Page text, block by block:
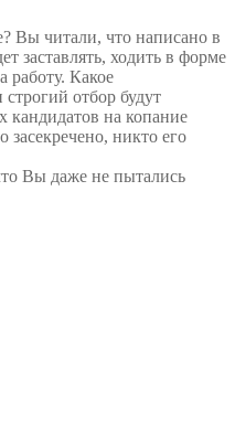
Вы читали, что написано в
заставлять, ходить в форме
работу. Какое
отбор будут
кандидатов на копание
засекречено, никто его
Вы даже не пытались